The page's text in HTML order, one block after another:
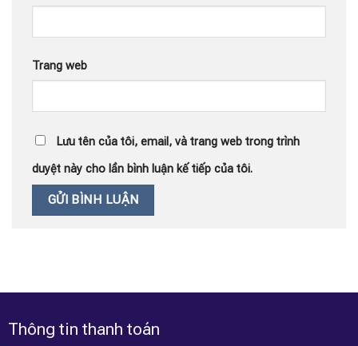
Trang web
Lưu tên của tôi, email, và trang web trong trình
duyệt này cho lần bình luận kế tiếp của tôi.
Thông tin thanh toán